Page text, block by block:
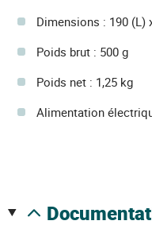
Dimensions : 190 (L)
Poids brut : 500 g
Poids net : 1,25 kg
Alimentation